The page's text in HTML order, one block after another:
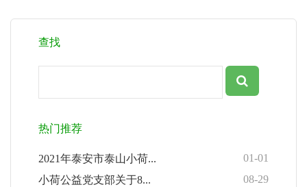
查找
热门推荐
2021年泰安市泰山小荷...
01-01
小荷公益党支部关于8...
08-29